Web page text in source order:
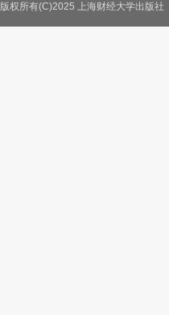
联系我们
版权所有(C)2025 上海财经大学出版社